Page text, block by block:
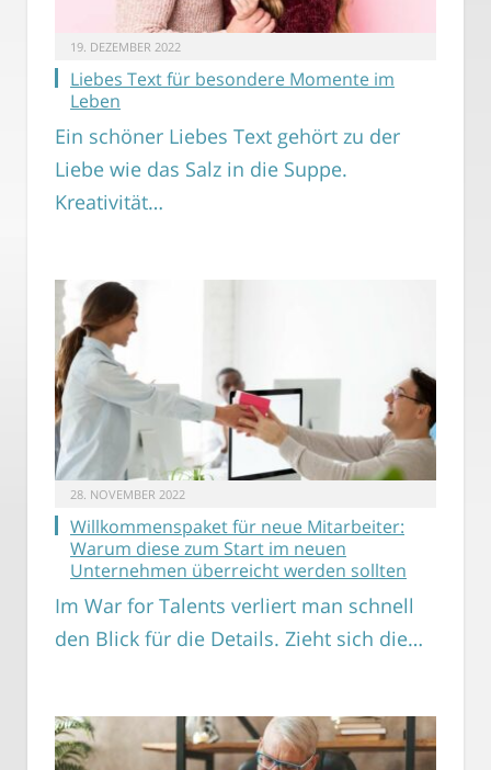
19. DEZEMBER 2022
Liebes Text für besondere Momente im
Leben
Ein schöner Liebes Text gehört zu der
Liebe wie das Salz in die Suppe.
Kreativität…
28. NOVEMBER 2022
Willkommenspaket für neue Mitarbeiter:
Warum diese zum Start im neuen
Unternehmen überreicht werden sollten
Im War for Talents verliert man schnell
den Blick für die Details. Zieht sich die…